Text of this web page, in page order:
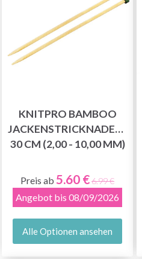
KNITPRO BAMBOO
JACKENSTRICKNADELN
30 CM (2,00 - 10,00 MM)
Preis ab 5.60 €6.99 €
Angebot bis 08/09/2026
Alle Optionen ansehen